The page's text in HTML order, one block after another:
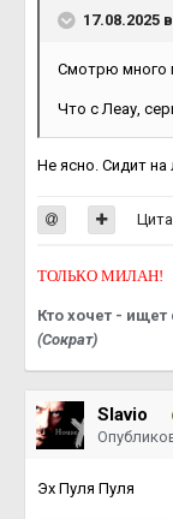
17.08.2025
Смотрю много
Что с Леау,
Не ясно. Сидит на
ТОЛЬКО МИЛАН!
Кто хочет -
(Сократ)
Slavio
Эх Пуля Пуля